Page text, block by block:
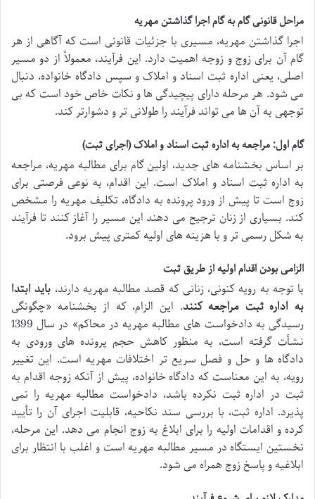
مراحل قانونی گام به گام اجرا گذاشتن مهریه
اجرا گذاشتن مهریه، مسیری با جزئیات قانونی است که آگاهی از هر
گام آن برای زوج و زوجه اهمیت دارد. این فرآیند، معمولاً از دو مسیر
اصلی، یعنی اداره ثبت اسناد و املاک و سپس دادگاه خانواده، دنبال
می شود. هر مرحله دارای پیچیدگی ها و نکات خاص خود است که بی
توجهی به آن ها می تواند فرآیند را طولانی تر و دشوارتر کند.
گام اول: مراجعه به اداره ثبت اسناد و املاک (اجرای ثبت)
بر اساس بخشنامه های جدید، اولین گام برای مطالبه مهریه، مراجعه
به اداره ثبت اسناد و املاک است. این اقدام، به نوعی فرصتی برای
زوج است تا پیش از ورود پرونده به دادگاه، تکلیف مهریه را مشخص
کند. بسیاری از زنان ترجیح می دهند این مسیر را آغاز کنند تا فرآیند
به شکل رسمی تر و با هزینه های اولیه کمتری پیش برود.
الزامی بودن اقدام اولیه از طریق ثبت
با توجه به رویه کنونی، زنانی که قصد مطالبه مهریه دارند، باید ابتدا
به اداره ثبت مراجعه کنند. این الزام، که از بخشنامه «چگونگی
رسیدگی به دادخواست های مطالبه مهریه در محاکم» در سال 1399
نشأت گرفته است، به منظور کاهش حجم پرونده های ورودی به
دادگاه ها و حل و فصل سریع تر اختلافات مهریه است. این تغییر
رویه، به این معناست که دادگاه خانواده، پیش از آنکه زوجه اقدام به
ثبت در اداره ثبت نکرده باشد، دادخواست مطالبه مهریه را نمی
پذیرد. اداره ثبت، با بررسی سند نکاحیه، قابلیت اجرای آن را تأیید
کرده و اقدامات اولیه را برای ابلاغ به زوج انجام می دهد. این مرحله،
نخستین ایستگاه در مسیر مطالبه مهریه است و اغلب با انتظار برای
ابلاغیه و پاسخ زوج همراه می شود.